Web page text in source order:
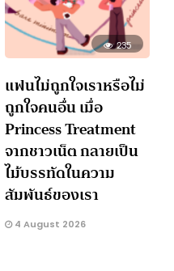
235
แฟนไม่ถูกใจเราหรือไม่
ถูกใจคนอื่น เมื่อ
Princess Treatment
จากชาวเน็ต กลายเป็น
ไม้บรรทัดในความ
สัมพันธ์ของเรา
4 August 2026